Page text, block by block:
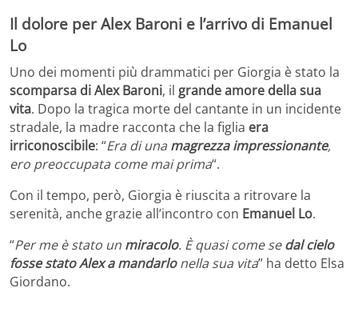
Il dolore per Alex Baroni e l’arrivo di Emanuel
Lo
Uno dei momenti più drammatici per Giorgia è stato la
scomparsa di Alex Baroni, il grande amore della sua
vita. Dopo la tragica morte del cantante in un incidente
stradale, la madre racconta che la figlia era
irriconoscibile: “Era di una magrezza impressionante,
ero preoccupata come mai prima“.
Con il tempo, però, Giorgia è riuscita a ritrovare la
serenità, anche grazie all’incontro con Emanuel Lo.
“Per me è stato un miracolo. È quasi come sedal cielo
fosse stato Alex a mandarlonella sua vita” ha detto Elsa
Giordano.